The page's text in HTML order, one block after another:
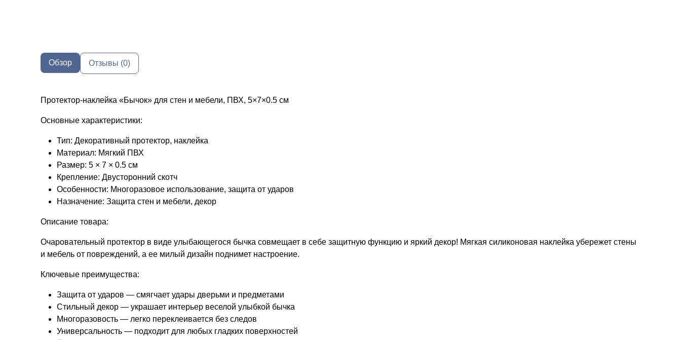
Обзор Отзывы (0)
Протектор-наклейка «Бычок» для стен и мебели, ПВХ, 5×7×0.5 см
Основные характеристики:
Тип: Декоративный протектор, наклейка
Материал: Мягкий ПВХ
Размер: 5 × 7 × 0.5 см
Крепление: Двусторонний скотч
Особенности: Многоразовое использование, защита от ударов
Назначение: Защита стен и мебели, декор
Описание товара:
Очаровательный протектор в виде улыбающегося бычка совмещает в себе защитную функцию и яркий декор! Мягкая силиконовая наклейка убережет стены
и мебель от повреждений, а ее милый дизайн поднимет настроение.
Ключевые преимущества:
Защита от ударов — смягчает удары дверьми и предметами
Стильный декор — украшает интерьер веселой улыбкой бычка
Многоразовость — легко переклеивается без следов
Универсальность — подходит для любых гладких поверхностей